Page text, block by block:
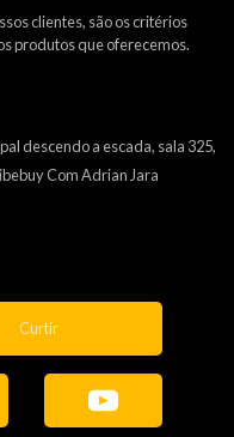
clientes, são os critérios
produtos que oferecemos.
descendo a escada, sala 325,
Com Adrian Jara
Curtir